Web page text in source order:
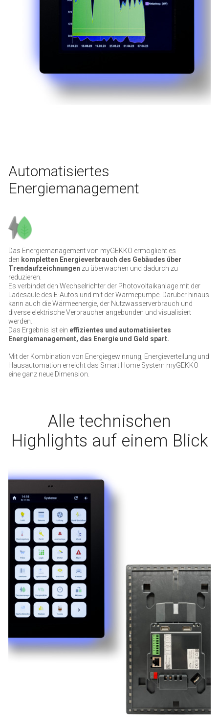
Automatisiertes
Energiemanagement
Das Energiemanagement von myGEKKO ermöglicht es
den kompletten Energieverbrauch des Gebäudes über
Trendaufzeichnungen zu überwachen und dadurch zu
reduzieren.
Es verbindet den Wechselrichter der Photovoltaikanlage mit der
Ladesäule des E-Autos und mit der Wärmepumpe. Darüber hinaus
kann auch die Wärmeenergie, der Nutzwasserverbrauch und
diverse elektrische Verbraucher angebunden und visualisiert
werden.
Das Ergebnis ist ein effizientes und automatisiertes
Energiemanagement, das Energie und Geld spart.
Mit der Kombination von Energiegewinnung, Energieverteilung und
Hausautomation erreicht das Smart Home System myGEKKO
eine ganz neue Dimension.
Alle technischen
Highlights auf einem Blick